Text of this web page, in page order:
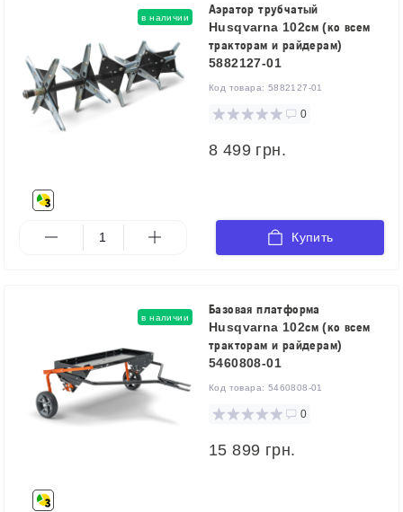
в наличии
Аэратор трубчатый
Husqvarna 102см (ко всем
тракторам и райдерам)
5882127-01
Код товара: 5882127-01
0
8 499 грн.
Купить
в наличии
Базовая платформа
Husqvarna 102см (ко всем
тракторам и райдерам)
5460808-01
Код товара: 5460808-01
0
15 899 грн.